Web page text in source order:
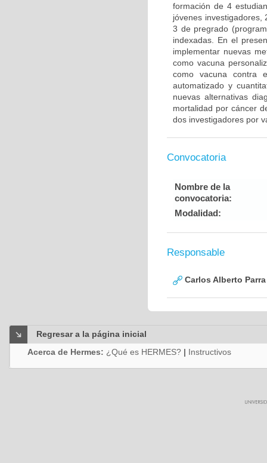
formación de 4
jóvenes investigadores,
3 de pregrado
indexadas. En el
implementar nuevas
como vacuna
como vacuna contra
automatizado y
nuevas alternativas
mortalidad por cáncer
dos investigadores por
Convocatoria
Nombre de la
convocatoria:
Modalidad:
Responsable
Carlos Alberto
Regresar a la página inicial
Acerca de Hermes: ¿Qué es HERMES? | Instructivos